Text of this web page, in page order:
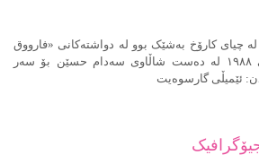
چیای کارۆخ بەشێک بوو لە دواشتەکانی «فارووق
سەدری» بەر لەوەی ساڵی ١٩٨٨ لە دەست شاڵاوی سەدام حسێن بۆ سەر
ئێمیڵی گارسوەیت